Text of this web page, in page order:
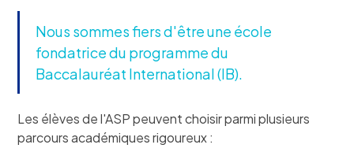
Nous sommes fiers d'être une école
fondatrice du programme du
Baccalauréat International (IB).
Les élèves de l'ASP peuvent choisir parmi plusieurs
parcours académiques rigoureux :